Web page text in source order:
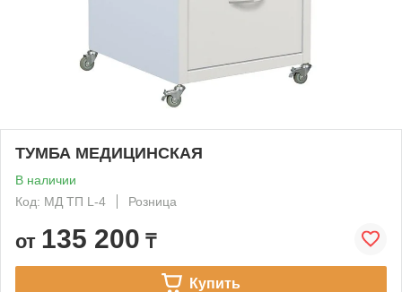
ТУМБА МЕДИЦИНСКАЯ
В наличии
Код: МД ТП L-4
Розница
от 135 200 ₸
Купить